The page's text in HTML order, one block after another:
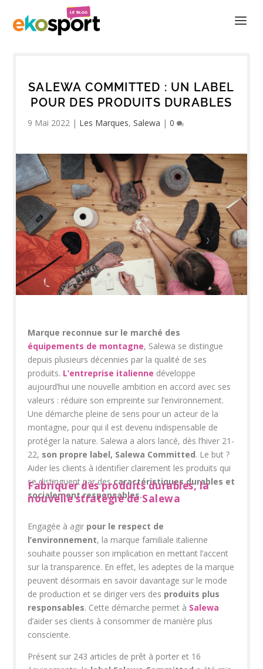
SALEWA COMMITTED : UN LABEL
POUR DES PRODUITS DURABLES
9 Mai 2022 | Les Marques,Salewa |0
Marque reconnue sur le marché des
équipements de montagne, Salewa se distingue
depuis plusieurs décennies par la qualité de ses
produits. L’entreprise italienne développe
aujourd’hui une nouvelle ambition en accord avec ses
valeurs : réduire son empreinte sur l’environnement.
Une démarche pleine de sens pour un acteur de la
montagne, pour qui il est devenu indispensable de
protéger la nature. Salewa a alors lancé, dès l’hiver 21-
22, son propre label, Salewa Committed. Le but ?
Aider les clients à identifier clairement les produits qui
se distinguent par descaractéristiques durables et
socialement responsables.
Fabriquer des produits durables, la
nouvelle stratégie de Salewa
Engagée à agir pour le respect de
l’environnement, la marque familiale italienne
souhaite pousser son implication en mettant l’accent
sur la transparence. En effet, les adeptes de la marque
peuvent désormais en savoir davantage sur le mode
de production et se diriger vers des produits plus
responsables. Cette démarche permet à Salewa
d’aider ses clients à consommer de manière plus
consciente.
Présent sur 243 articles de prêt à porter et 16